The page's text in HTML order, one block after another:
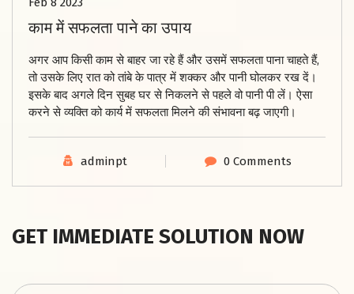
काम में सफलता पाने का उपाय
अगर आप किसी काम से बाहर जा रहे हैं और उसमें सफलता पाना चाहते हैं,
तो उसके लिए रात को तांबे के पात्र में शक्कर और पानी घोलकर रख दें।
इसके बाद अगले दिन सुबह घर से निकलने से पहले वो पानी पी लें। ऐसा
करने से व्यक्ति को कार्य में सफलता मिलने की संभावना बढ़ जाएगी।
adminpt 0 Comments
GET IMMEDIATE SOLUTION NOW